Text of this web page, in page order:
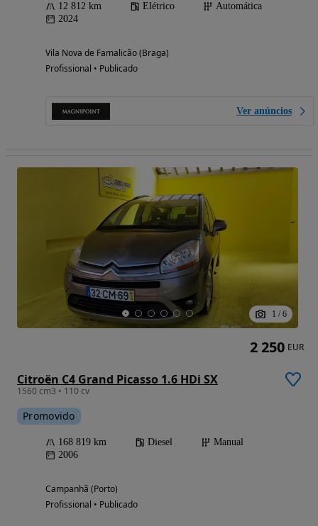
12 812 km Elétrico
Automática
2024
Vila Nova de Famalicão (Braga)
Profissional • Publicado
Ver anúncios
1 / 6
Citroën C4 Grand Picasso 1.6 HDi SX
1560 cm3 • 110 cv
Promovido
168 819 km Diesel
Manual
2006
Campanhã (Porto)
Profissional • Publicado
2 250 EUR